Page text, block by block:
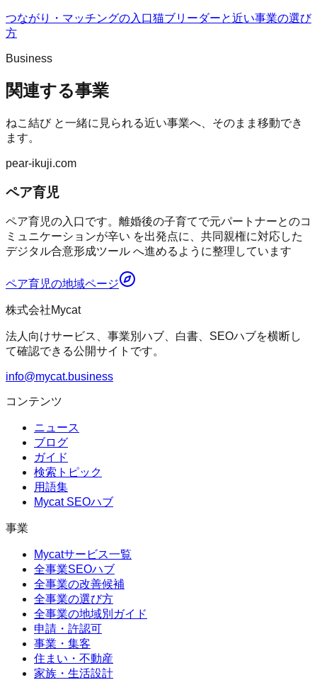
つながり・マッチングの入口猫ブリーダーと近い事業の選び
方
Business
関連する事業
ねこ結びと一緒に見られる近い事業へ、そのまま移動でき
ます。
pear-ikuji.com
ペア育児
ペア育児の入口です。離婚後の子育てで元パートナーとのコ
ミュニケーションが辛い を出発点に、共同親権に対応した
デジタル合意形成ツール へ進めるように整理しています
ペア育児の地域ページ
株式会社Mycat
法人向けサービス、事業別ハブ、白書、SEOハブを横断し
て確認できる公開サイトです。
info@mycat.business
コンテンツ
ニュース
ブログ
ガイド
検索トピック
用語集
Mycat SEOハブ
事業
Mycatサービス一覧
全事業SEOハブ
全事業の改善候補
全事業の選び方
全事業の地域別ガイド
申請・許認可
事業・集客
住まい・不動産
家族・生活設計